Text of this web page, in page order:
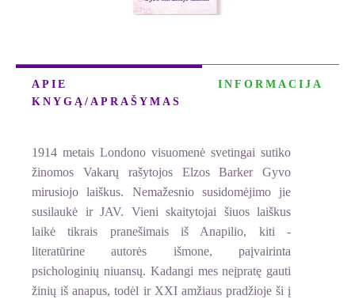
APIE
KNYGĄ/APRAŠYMAS
INFORMACIJA
1914 metais Londono visuomenė svetingai sutiko
žinomos Vakarų rašytojos Elzos Barker Gyvo
mirusiojo laiškus. Nemažesnio susidomėjimo jie
susilaukė ir JAV. Vieni skaitytojai šiuos laiškus
laikė tikrais pranešimais iš Anapilio, kiti -
literatūrine autorės išmone, paįvairinta
psichologinių niuansų. Kadangi mes neįpratę gauti
žinių iš anapus, todėl ir XXI amžiaus pradžioje ši į